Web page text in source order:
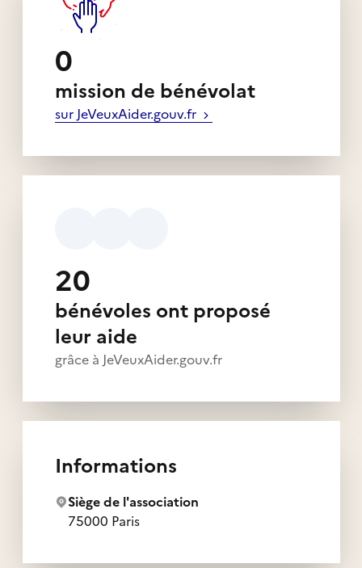
0
mission de bénévolat
sur JeVeuxAider.gouv.fr
20
bénévoles ont proposé
leur aide
grâce à JeVeuxAider.gouv.fr
Informations
Siège de l'association
75000 Paris